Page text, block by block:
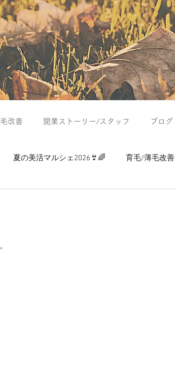
改善 開業ストーリー/スタッフ ブログ
夏の美活マルシェ2026👙🌈 育毛/薄毛改善